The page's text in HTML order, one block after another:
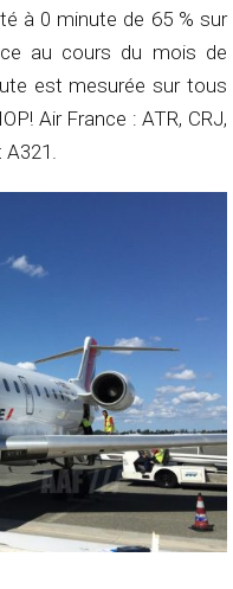
à 0 minute de 65 % sur
au cours du mois de
est mesurée sur tous
Air France : ATR, CRJ,
A321.